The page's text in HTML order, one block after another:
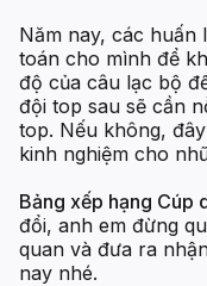
Năm nay, các huấn
toán cho mình để
độ của câu lạc bộ
đội top sau sẽ cần
top. Nếu không,
kinh nghiệm cho
Bảng xếp hạng Cúp
đổi, anh em đừng
quan và đưa ra
nay nhé.